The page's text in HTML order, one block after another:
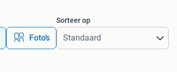
Foto’s
Sorteer op